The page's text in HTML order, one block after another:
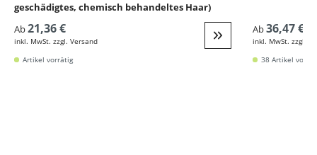
geschädigtes, chemisch behandeltes Haar)
Ab21,36 €
inkl. MwSt. zzgl. Versand Weiter zur Detail
Artikel vorrätig
Ab36,47 €
inkl. MwSt. zzgl.
38 Artikel